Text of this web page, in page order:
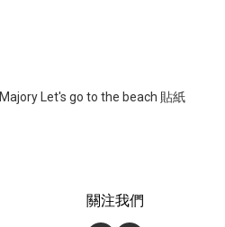
Majory Let's go to the beach 貼紙
關注我們